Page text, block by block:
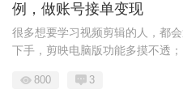
例，做账号接单变现
很多想要学习视频剪辑的人，都
下手，剪映电脑版功能多摸不透；
800 3